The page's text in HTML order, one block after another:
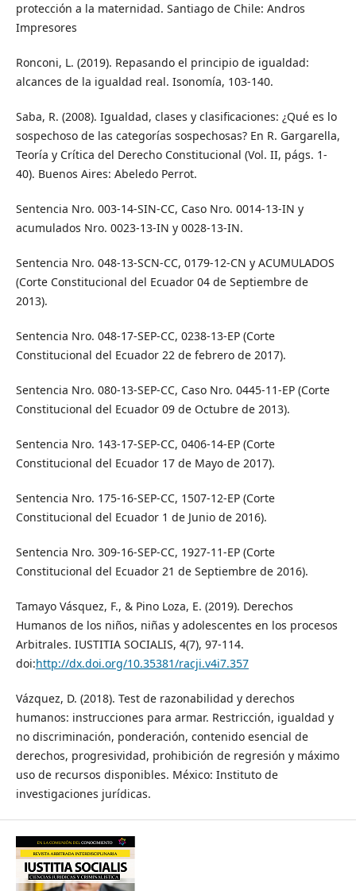
protección a la maternidad. Santiago de Chile: Andros
Impresores
Ronconi, L. (2019). Repasando el principio de igualdad:
alcances de la igualdad real. Isonomía, 103-140.
Saba, R. (2008). Igualdad, clases y clasificaciones: ¿Qué es lo
sospechoso de las categorías sospechosas? En R. Gargarella,
Teoría y Crítica del Derecho Constitucional (Vol. II, págs. 1-
40). Buenos Aires: Abeledo Perrot.
Sentencia Nro. 003-14-SIN-CC, Caso Nro. 0014-13-IN y
acumulados Nro. 0023-13-IN y 0028-13-IN.
Sentencia Nro. 048-13-SCN-CC, 0179-12-CN y ACUMULADOS
(Corte Constitucional del Ecuador 04 de Septiembre de
2013).
Sentencia Nro. 048-17-SEP-CC, 0238-13-EP (Corte
Constitucional del Ecuador 22 de febrero de 2017).
Sentencia Nro. 080-13-SEP-CC, Caso Nro. 0445-11-EP (Corte
Constitucional del Ecuador 09 de Octubre de 2013).
Sentencia Nro. 143-17-SEP-CC, 0406-14-EP (Corte
Constitucional del Ecuador 17 de Mayo de 2017).
Sentencia Nro. 175-16-SEP-CC, 1507-12-EP (Corte
Constitucional del Ecuador 1 de Junio de 2016).
Sentencia Nro. 309-16-SEP-CC, 1927-11-EP (Corte
Constitucional del Ecuador 21 de Septiembre de 2016).
Tamayo Vásquez, F., & Pino Loza, E. (2019). Derechos
Humanos de los niños, niñas y adolescentes en los procesos
Arbitrales. IUSTITIA SOCIALIS, 4(7), 97-114.
doi:http://dx.doi.org/10.35381/racji.v4i7.357
Vázquez, D. (2018). Test de razonabilidad y derechos
humanos: instrucciones para armar. Restricción, igualdad y
no discriminación, ponderación, contenido esencial de
derechos, progresividad, prohibición de regresión y máximo
uso de recursos disponibles. México: Instituto de
investigaciones jurídicas.